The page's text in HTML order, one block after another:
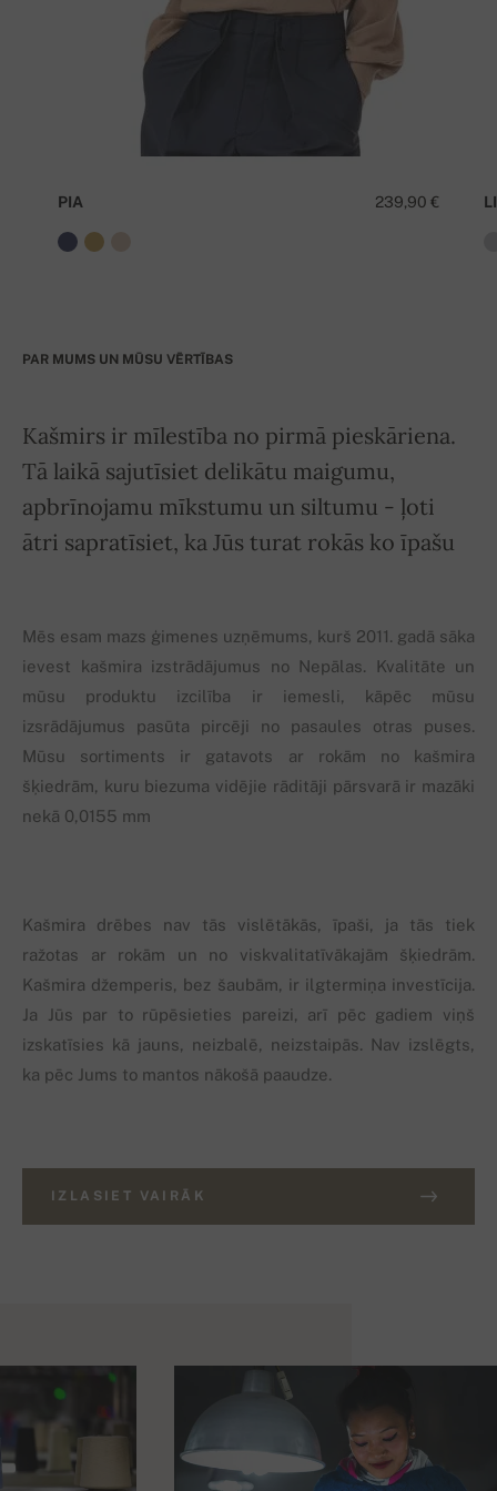
239,90 €
PIA
PAR MUMS UN MŪSU VĒRTĪBAS
Kašmirs ir mīlestība no pirmā pieskāriena.
Tā laikā sajutīsiet delikātu maigumu,
apbrīnojamu mīkstumu un siltumu - ļoti
ātri sapratīsiet, ka Jūs turat rokās ko īpašu
Mēs esam mazs ģimenes uzņēmums, kurš 2011. gadā sāka
ievest kašmira izstrādājumus no Nepālas. Kvalitāte un
mūsu produktu izcilība ir iemesli, kāpēc mūsu
izsrādājumus pasūta pircēji no pasaules otras puses.
Mūsu sortiments ir gatavots ar rokām no kašmira
šķiedrām, kuru biezuma vidējie rāditāji pārsvarā ir mazāki
nekā 0,0155 mm
Kašmira drēbes nav tās vislētākās, īpaši, ja tās tiek
ražotas ar rokām un no viskvalitatīvākajām šķiedrām.
Kašmira džemperis, bez šaubām, ir ilgtermiņa investīcija.
Ja Jūs par to rūpēsieties pareizi, arī pēc gadiem viņš
izskatīsies kā jauns, neizbalē, neizstaipās. Nav izslēgts,
ka pēc Jums to mantos nākošā paaudze.
IZLASIET VAIRĀK